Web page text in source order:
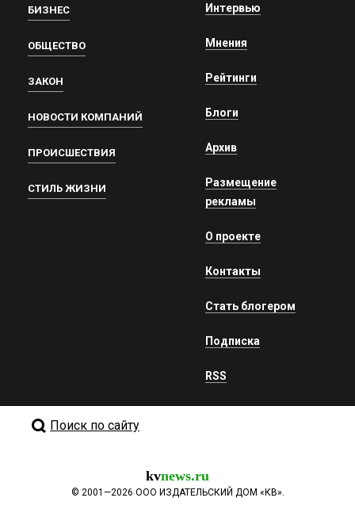
БИЗНЕС
ОБЩЕСТВО
ЗАКОН
НОВОСТИ КОМПАНИЙ
ПРОИСШЕСТВИЯ
СТИЛЬ ЖИЗНИ
Интервью
Мнения
Рейтинги
Блоги
Архив
Размещение
рекламы
О проекте
Контакты
Стать блогером
Подписка
RSS
Поиск по сайту
kvnews.ru
© 2001—2026 ООО ИЗДАТЕЛЬСКИЙ ДОМ «КВ».